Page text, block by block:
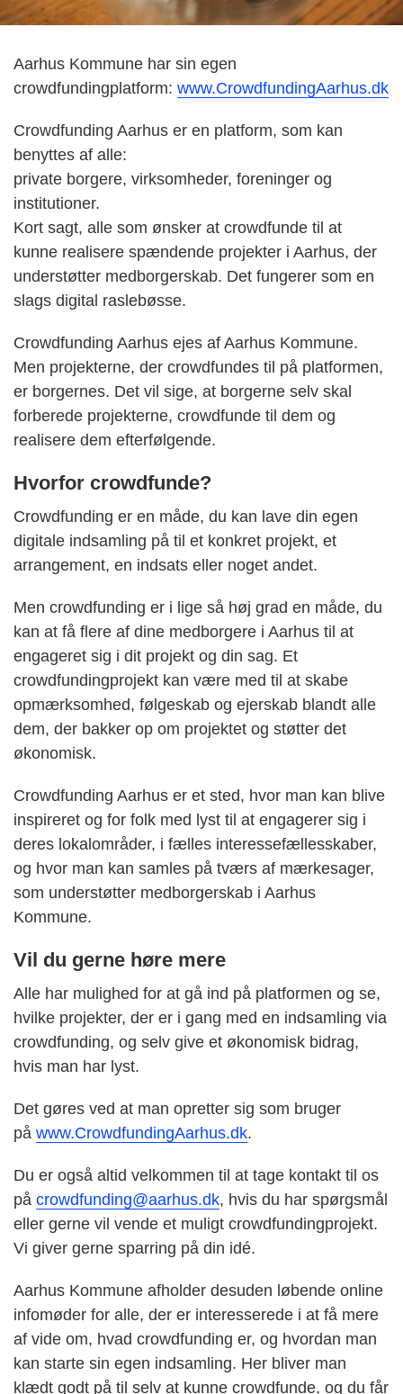
Aarhus Kommune har sin egen
crowdfundingplatform: www.CrowdfundingAarhus.dk
Crowdfunding Aarhus er en platform, som kan
benyttes af alle:
private borgere, virksomheder, foreninger og
institutioner.
Kort sagt, alle som ønsker at crowdfunde til at
kunne realisere spændende projekter i Aarhus, der
understøtter medborgerskab. Det fungerer som en
slags digital raslebøsse.
Crowdfunding Aarhus ejes af Aarhus Kommune.
Men projekterne, der crowdfundes til på platformen,
er borgernes. Det vil sige, at borgerne selv skal
forberede projekterne, crowdfunde til dem og
realisere dem efterfølgende.
Hvorfor crowdfunde?
Crowdfunding er en måde, du kan lave din egen
digitale indsamling på til et konkret projekt, et
arrangement, en indsats eller noget andet.
Men crowdfunding er i lige så høj grad en måde, du
kan at få flere af dine medborgere i Aarhus til at
engageret sig i dit projekt og din sag. Et
crowdfundingprojekt kan være med til at skabe
opmærksomhed, følgeskab og ejerskab blandt alle
dem, der bakker op om projektet og støtter det
økonomisk.
Crowdfunding Aarhus er et sted, hvor man kan blive
inspireret og for folk med lyst til at engagerer sig i
deres lokalområder, i fælles interessefællesskaber,
og hvor man kan samles på tværs af mærkesager,
som understøtter medborgerskab i Aarhus
Kommune.
Vil du gerne høre mere
Alle har mulighed for at gå ind på platformen og se,
hvilke projekter, der er i gang med en indsamling via
crowdfunding, og selv give et økonomisk bidrag,
hvis man har lyst.
Det gøres ved at man opretter sig som bruger
på www.CrowdfundingAarhus.dk.
Du er også altid velkommen til at tage kontakt til os
på crowdfunding@aarhus.dk, hvis du har spørgsmål
eller gerne vil vende et muligt crowdfundingprojekt.
Vi giver gerne sparring på din idé.
Aarhus Kommune afholder desuden løbende online
infomøder for alle, der er interesserede i at få mere
af vide om, hvad crowdfunding er, og hvordan man
kan starte sin egen indsamling. Her bliver man
klædt godt på til selv at kunne crowdfunde, og du får